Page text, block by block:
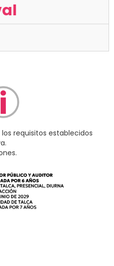
requisitos establecidos